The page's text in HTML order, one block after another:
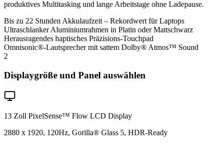
produktives Multitasking und lange Arbeitstage ohne Ladepause.
Bis zu 22 Stunden Akkulaufzeit – Rekordwert für Laptops
Ultraschlanker Aluminiumrahmen in Platin oder Mattschwarz
Herausragendes haptisches Präzisions-Touchpad
Omnisonic®-Lautsprecher mit sattem Dolby® Atmos™ Sound
2
Displaygröße und Panel auswählen
13 Zoll PixelSense™ Flow LCD Display
2880 x 1920, 120Hz, Gorilla® Glass 5, HDR-Ready